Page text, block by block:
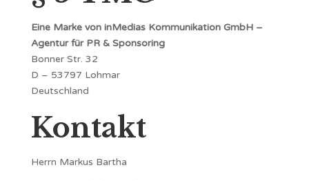
Eine Marke von inMedias Kommunikation GmbH –
Agentur für PR & Sponsoring
Bonner Str. 32
D – 53797 Lohmar
Deutschland
Kontakt
Herrn Markus Bartha